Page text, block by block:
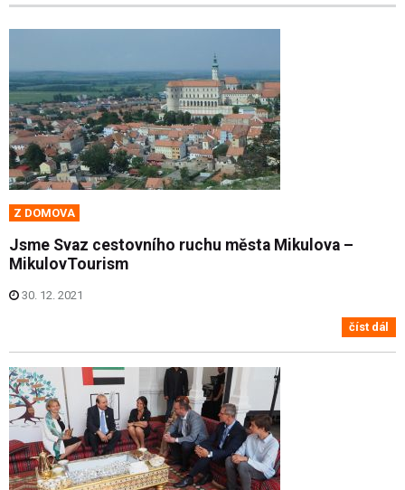
Z DOMOVA
Jsme Svaz cestovního ruchu města Mikulova –
MikulovTourism
30. 12. 2021
číst dál